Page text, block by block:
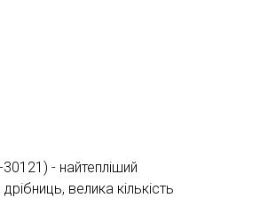
- найтепліший
велика кількість